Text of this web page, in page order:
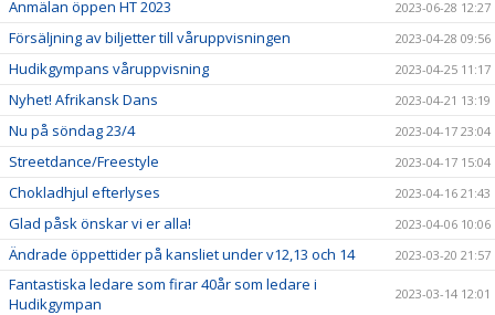
Anmälan öppen HT 2023 2023-06-28 12:27
Försäljning av biljetter till våruppvisningen 2023-04-28 09:56
Hudikgympans våruppvisning 2023-04-25 11:17
Nyhet! Afrikansk Dans 2023-04-21 13:19
Nu på söndag 23/4 2023-04-17 23:04
Streetdance/Freestyle 2023-04-17 15:04
Chokladhjul efterlyses 2023-04-16 21:43
Glad påsk önskar vi er alla! 2023-04-06 10:06
Ändrade öppettider på kansliet under v12,13 och 14 2023-03-20 21:57
Fantastiska ledare som firar 40år som ledare i
Hudikgympan
2023-03-14 12:01